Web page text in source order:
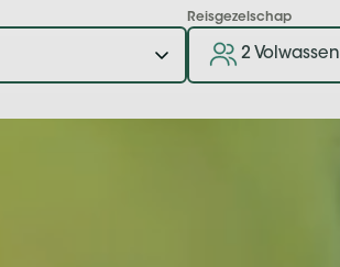
Reisgezelschap
2 Volwassen